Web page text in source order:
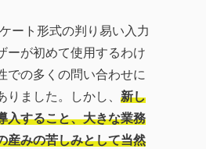
ート形式の判り易い入力
ーが初めて使用するわけ
での多くの問い合わせに
りました。しかし、 新し
入すること、大きな業務
産みの苦しみとして当然